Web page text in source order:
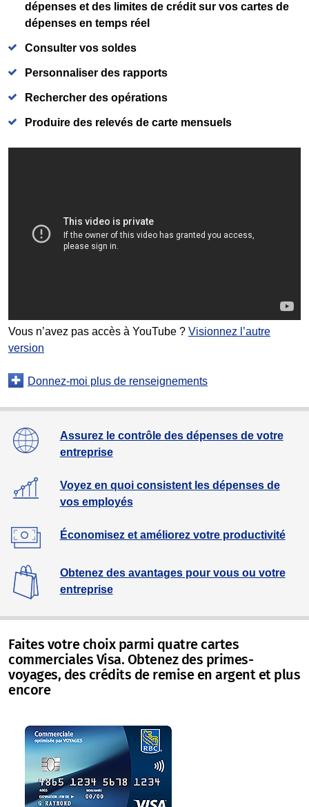
dépenses et des limites de crédit sur vos cartes de
dépenses en temps réel
Consulter vos soldes
Personnaliser des rapports
Rechercher des opérations
Produire des relevés de carte mensuels
Vous n’avez pas accès à YouTube ? Visionnez l’autre
version
Donnez-moi plus de renseignements
Assurez le contrôle des dépenses de votre
entreprise
Voyez en quoi consistent les dépenses de
vos employés
Économisez et améliorez votre productivité
Obtenez des avantages pour vous ou votre
entreprise
Faites votre choix parmi quatre cartes
commerciales Visa. Obtenez des primes-
voyages, des crédits de remise en argent et plus
encore